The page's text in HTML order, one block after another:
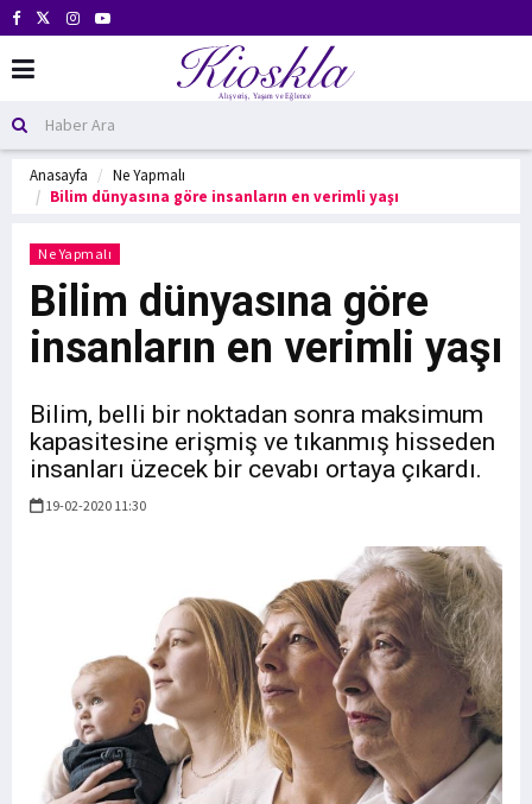
Anasayfa
Ne Yapmalı
Bilim dünyasına göre insanların en verimli yaşı
Ne Yapmalı
Bilim dünyasına göre
insanların en verimli yaşı
Bilim, belli bir noktadan sonra maksimum
kapasitesine erişmiş ve tıkanmış hisseden
insanları üzecek bir cevabı ortaya çıkardı.
19-02-2020 11:30